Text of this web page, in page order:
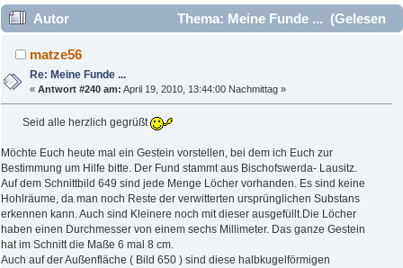
Autor
Thema: Meine Funde ... (Gelesen
102748 mal)
matze56
Re: Meine Funde ...
«Antwort #240 am: April 19, 2010, 13:44:00 Nachmittag »
Seid alle herzlich gegrüßt
Möchte Euch heute mal ein Gestein vorstellen, bei dem ich Euch zur
Bestimmung um Hilfe bitte. Der Fund stammt aus Bischofswerda- Lausitz.
Auf dem Schnittbild 649 sind jede Menge Löcher vorhanden. Es sind keine
Hohlräume, da man noch Reste der verwitterten ursprünglichen Substans
erkennen kann. Auch sind Kleinere noch mit dieser ausgefüllt.Die Löcher
haben einen Durchmesser von einem sechs Millimeter. Das ganze Gestein
hat im Schnitt die Maße 6 mal 8 cm.
Auch auf der Außenfläche ( Bild 650 ) sind diese halbkugelförmigen